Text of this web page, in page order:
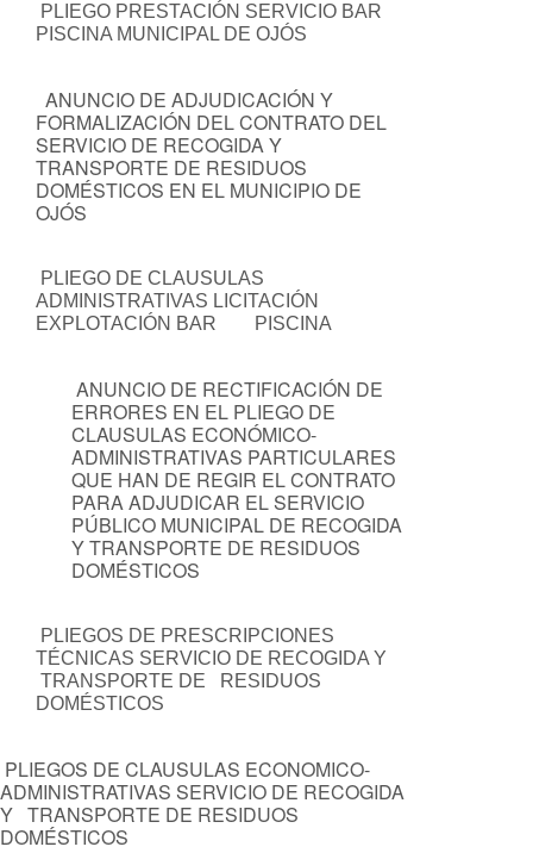
PLIEGO PRESTACIÓN SERVICIO BAR
PISCINA MUNICIPAL DE OJÓS
ANUNCIO DE ADJUDICACIÓN Y
FORMALIZACIÓN DEL CONTRATO DEL
SERVICIO DE RECOGIDA Y
TRANSPORTE DE RESIDUOS
DOMÉSTICOS EN EL MUNICIPIO DE
OJÓS
PLIEGO DE CLAUSULAS
ADMINISTRATIVAS LICITACIÓN
EXPLOTACIÓN BAR PISCINA
ANUNCIO DE RECTIFICACIÓN DE
ERRORES EN EL PLIEGO DE
CLAUSULAS ECONÓMICO-
ADMINISTRATIVAS PARTICULARES
QUE HAN DE REGIR EL CONTRATO
PARA ADJUDICAR EL SERVICIO
PÚBLICO MUNICIPAL DE RECOGIDA
Y TRANSPORTE DE RESIDUOS
DOMÉSTICOS
PLIEGOS DE PRESCRIPCIONES
TÉCNICAS SERVICIO DE RECOGIDA Y
TRANSPORTE DE RESIDUOS
DOMÉSTICOS
PLIEGOS DE CLAUSULAS ECONOMICO-
ADMINISTRATIVAS SERVICIO DE RECOGIDA
Y TRANSPORTE DE RESIDUOS
DOMÉSTICOS